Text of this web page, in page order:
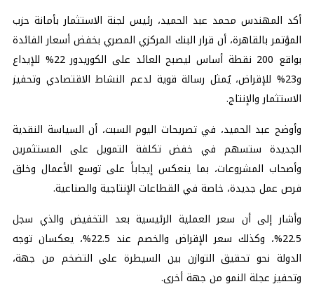
أكد المهندس محمد عبد الحميد، رئيس لجنة الاستثمار بأمانة حزب
المؤتمر بالقاهرة، أن قرار البنك المركزي المصري بخفض أسعار الفائدة
بواقع 200 نقطة أساس ليصبح العائد على الكوريدور 22% للإيداع
و23% للإقراض، يُمثل رسالة قوية لدعم النشاط الاقتصادي وتحفيز
الاستثمار والإنتاج.
وأوضح عبد الحميد، في تصريحات اليوم السبت، أن السياسة النقدية
الجديدة ستسهم في خفض تكلفة التمويل على المستثمرين
وأصحاب المشروعات، بما ينعكس إيجاباً على توسع الأعمال وخلق
فرص عمل جديدة، خاصة في القطاعات الإنتاجية والصناعية.
وأشار إلى أن سعر العملية الرئيسية بعد التخفيض والذي سجل
22.5%، وكذلك سعر الإقراض والخصم عند 22.5%، يعكسان توجه
الدولة نحو تحقيق التوازن بين السيطرة على التضخم من جهة،
وتحفيز عجلة النمو من جهة أخرى.